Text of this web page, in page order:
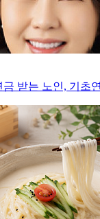
금 받는 노인, 기초